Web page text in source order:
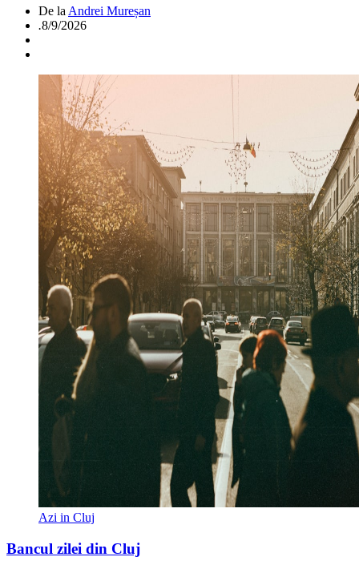
De la Andrei Mureșan
.8/9/2026
Azi in Cluj
Bancul zilei din Cluj